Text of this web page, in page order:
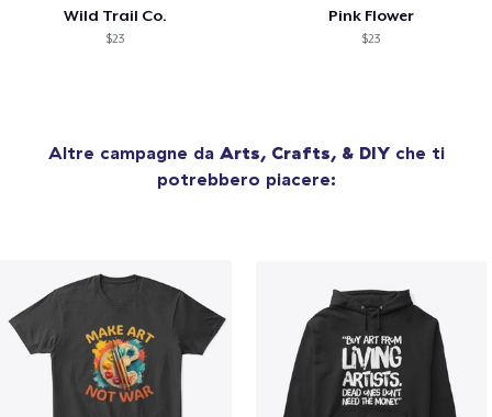
Wild Trail Co.
$23
Pink Flower
$23
Altre campagne da Arts, Crafts, & DIYche ti
potrebbero piacere: